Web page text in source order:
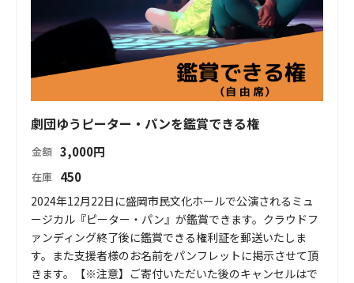
劇団ゆうピーター・パンを鑑賞できる権
金額 3,000円
在庫 450
2024年12月22日に盛岡市民文化ホールで公演されるミュ
ージカル『ピーター・パン』が鑑賞できます。クラウドフ
ァンディング終了後に鑑賞できる権利証を郵送いたしま
す。また支援者様のお名前をパンフレットに掲示させて頂
きます。【※注意】ご寄付いただいた後のキャンセルはで